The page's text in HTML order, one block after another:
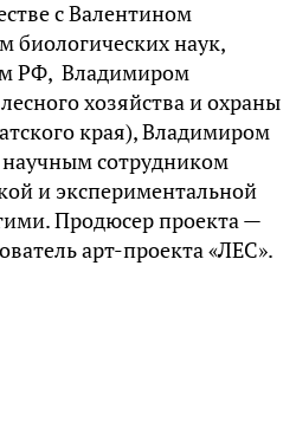
с Валентином
биологических наук,
РФ, Владимиром
хозяйства и охраны
края), Владимиром
сотрудником
и экспериментальной
Продюсер проекта —
арт-проекта «ЛЕС».